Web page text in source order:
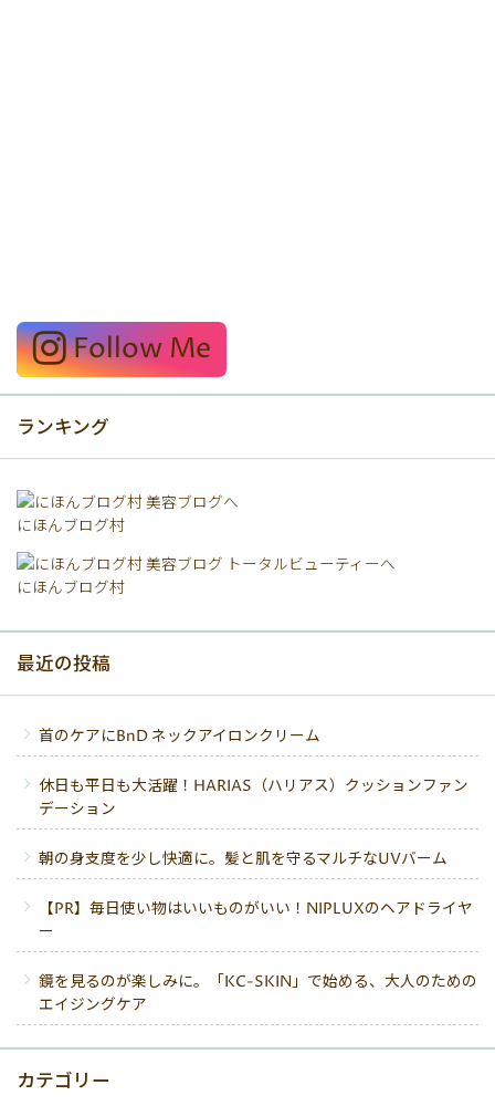
Follow Me
ランキング
にほんブログ村
にほんブログ村
最近の投稿
首のケアにBnD ネックアイロンクリーム
休日も平日も大活躍！HARIAS（ハリアス）クッションファン
デーション
朝の身支度を少し快適に。髪と肌を守るマルチなUVバーム
【PR】毎日使い物はいいものがいい！NIPLUXのヘアドライヤ
ー
鏡を見るのが楽しみに。「KC-SKIN」で始める、大人のための
エイジングケア
カテゴリー